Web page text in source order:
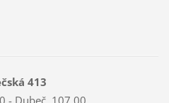
413
- Dubeč, 107 00